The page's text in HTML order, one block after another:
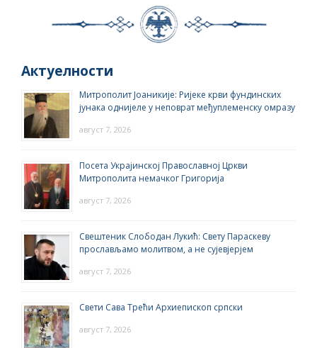
Актуелности
Митрополит Јоаникије: Ријеке крви фундинских
јунака однијеле у неповрат међуплеменску омразу
август 7, 2026
Посета Украјинској Православној Цркви
Митрополита немачког Григорија
август 7, 2026
Свештеник Слободан Лукић: Свету Параскеву
прослављамо молитвом, а не сујевјерјем
август 7, 2026
Свети Сава Трећи Архиепископ српски
август 7, 2026